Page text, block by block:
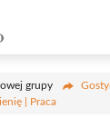
grupy
| Praca